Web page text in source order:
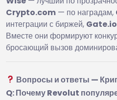
Crypto.com — по наградам,
интеграции с биржей, Gate.io
Вместе они формируют
бросающий вызов
Вопросы и ответы —
Q: Почему Revolut